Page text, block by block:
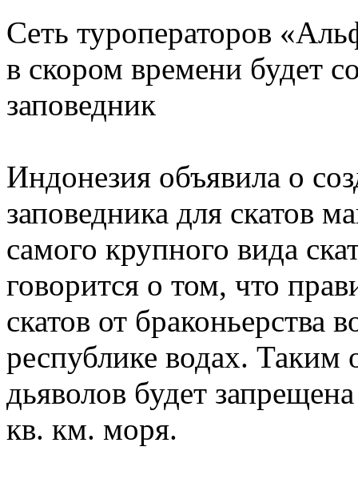
Сеть туроператоров
в скором времени будет
заповедник
Индонезия объявила о
заповедника для скатов
самого крупного вида
говорится о том, что
скатов от браконьерства
республике водах. Таким
дьяволов будет
кв. км. моря.